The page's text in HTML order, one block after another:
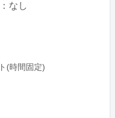
なし
(時間固定)